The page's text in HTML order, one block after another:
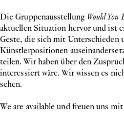
Die Gruppenausstellung Would You
aktuellen Situation hervor und ist
Geste, die sich mit Unterschieden
Künstlerpositionen
teilen. Wir haben über den
interessiert wäre. Wir wissen es
sehen.
We are available und freuen uns